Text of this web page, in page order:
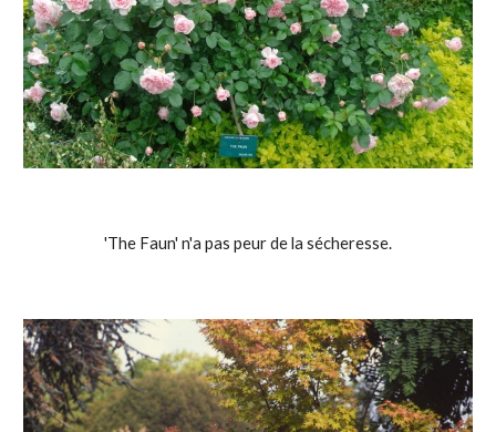
'The Faun' n'a pas peur de la sécheresse.